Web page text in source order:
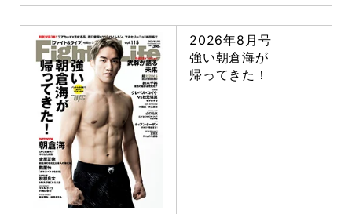
2026年8月号
強い朝倉海が
帰ってきた！